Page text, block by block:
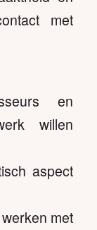
met
en
willen
aspect
met